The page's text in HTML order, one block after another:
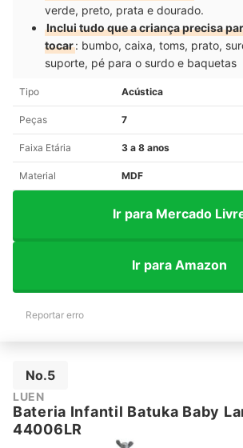
verde, preto, prata e dourado.
Inclui tudo que a criança precisa
tocar: bumbo, caixa, toms, prato,
suporte, pé para o surdo e baquetas
Tipo Acústica
Peças 7
Faixa Etária 3 a 8 anos
Material MDF
Ir para Mercado
Ir para Amazon
Reportar erro
No.5
LUEN
Bateria Infantil Batuka Baby
44006LR